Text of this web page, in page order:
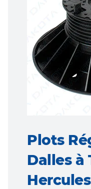
Plots
Dalles à